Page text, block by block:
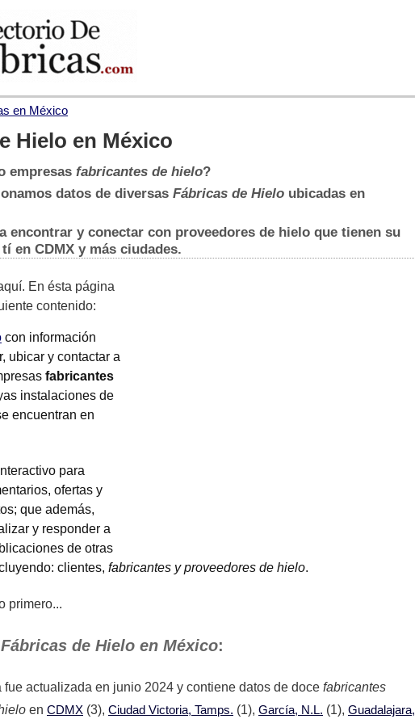
en México
Hielo en México
empresas fabricantes de hielo?
datos de diversas Fábricas de Hielo ubicadas en
encontrar y conectar con proveedores de hielo que tienen su
en CDMX y más ciudades.
En ésta página
contenido:
con información
ubicar y contactar a
fabricantes
instalaciones de
encuentran en
para
ofertas y
que además,
y responder a
de otras
clientes, fabricantes y proveedores de hielo.
primero...
Fábricas de Hielo en México:
fue actualizada en junio 2024 y contiene datos de doce fabricantes
en CDMX (3), Ciudad Victoria, Tamps. (1), García, N.L. (1), Guadalajara,